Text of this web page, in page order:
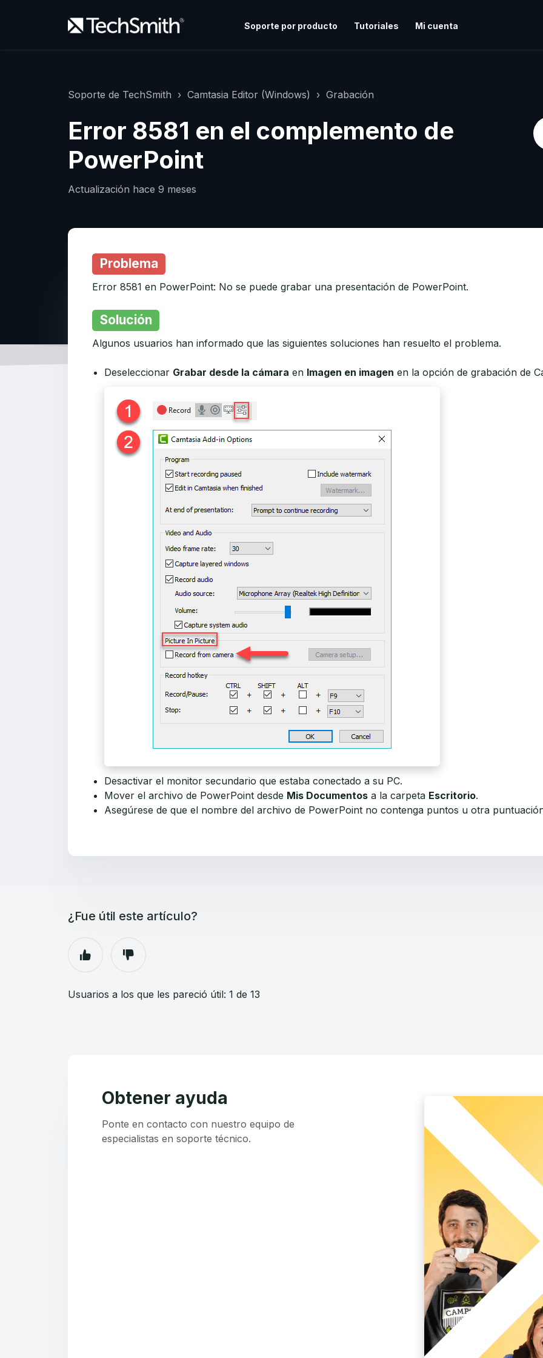
Soporte por producto Tutoriales Mi cuenta
Soporte de TechSmith Camtasia Editor (Windows) Grabación
Error 8581 en el complemento de
PowerPoint
Actualización hace 9 meses
Problema
Error 8581 en PowerPoint: No se puede grabar una presentación de PowerPoint.
Solución
Algunos usuarios han informado que las siguientes soluciones han resuelto el problema.
Deseleccionar Grabar desde la cámara en Imagen en imagen en la opción de grabación de
Desactivar el monitor secundario que estaba conectado a su PC.
Mover el archivo de PowerPoint desde Mis Documentos a la carpeta Escritorio.
Asegúrese de que el nombre del archivo de PowerPoint no contenga puntos u otra
¿Fue útil este artículo?
Usuarios a los que les pareció útil: 1 de 13
Obtener ayuda
Ponte en contacto con nuestro equipo de
especialistas en soporte técnico.